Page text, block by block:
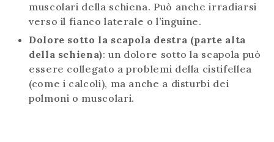
muscolari della schiena. Può anche irradiarsi
verso il fianco laterale o l’inguine.
Dolore sotto la scapola destra (parte alta
della schiena): un dolore sotto la scapola può
essere collegato a problemi della cistifellea
(come i calcoli), ma anche a disturbi dei
polmoni o muscolari.